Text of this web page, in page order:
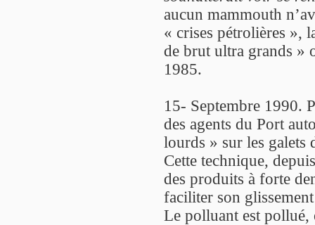
aucun mammouth
« crises pétrolières »,
de brut ultra grands »
1985.
15- Septembre 1990.
des agents du Port
lourds » sur les galets
Cette technique,
des produits à forte
faciliter son
Le polluant est pollué,